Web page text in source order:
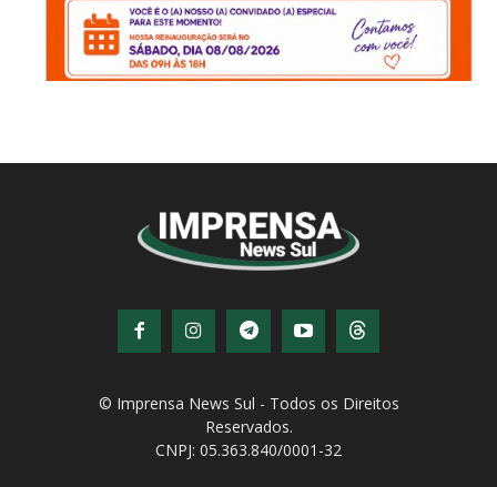
Reservados.
CNPJ: 05.363.840/0001-32
© Copyright - Todos os direitos reservados!